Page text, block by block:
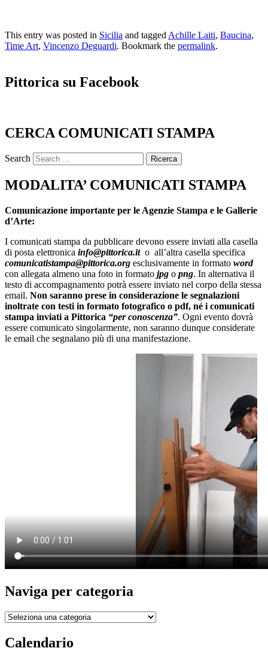
This entry was posted in Sicilia and tagged Achille Laiti, Baucina,
Time Art, Vincenzo Deguardi. Bookmark the permalink.
Pittorica su Facebook
CERCA COMUNICATI STAMPA
Search
MODALITA’ COMUNICATI STAMPA
Comunicazione importante per le Agenzie Stampa e le Gallerie
d’Arte:
I comunicati stampa da pubblicare devono essere inviati alla casella
di posta elettronica info@pittorica.ito all’altra casella specifica
comunicatistampa@pittorica.org esclusivamente in formato word
con allegata almeno una foto in formato jpg o png. In alternativa il
testo di accompagnamento potrà essere inviato nel corpo della stessa
email. Non saranno prese in considerazione le segnalazioni
inoltrate con testi in formato fotografico o pdf, né i comunicati
stampa inviati a Pittorica “per conoscenza”. Ogni evento dovrà
essere comunicato singolarmente, non saranno dunque considerate
le email che segnalano più di una manifestazione.
Naviga per categoria
Naviga
categoria
Calendario